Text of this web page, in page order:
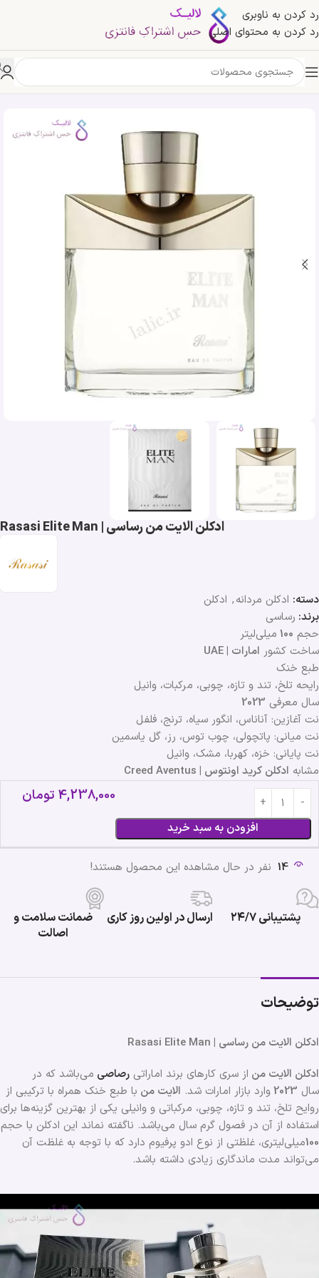
رد کردن به ناوبری
رد کردن به محتوای اصلی
خانه»فروشگاه
ادکلن الایت من رساسی | Rasasi Elite Man
دسته: ادکلن مردانه, ادکلن
برند: رساسی
حجم 100 میلی‌لیتر
ساخت کشور امارات | UAE
طبع خنک
رایحه تلخ، تند و تازه، چوبی، مرکبات، وانیل
سال معرفی 2023
نت آغازین: آناناس، انگور سیاه، ترنج، فلفل
نت میانی: پاتچولی، چوب توس، رز، گل یاسمین
نت پایانی: خزه، کهربا، مشک، وانیل
مشابه ادکلن کرید اونتوس | Creed Aventus
افزودن به سبد خرید
4,238,000 تومان
14 نفر در حال مشاهده این محصول هستند!
پشتیبانی ۲۴/۷ ارسال در اولین روز کاری
ضمانت سلامت و
اصالت
توضیحات
ادکلن الایت من رساسی | Rasasi Elite Man
ادکلن الایت من از سری کارهای برند اماراتی رصاصی می‌باشد که در
سال 2023 وارد بازار امارات شد. الایت من با طبع خنک همراه با ترکیبی از
روایح تلخ، تند و تازه، چوبی، مرکباتی و وانیلی یکی از بهترین گزینه‌ها برای
استفاده از آن در فصول گرم سال می‌باشد. ناگفته نماند این ادکلن با حجم
100میلی‌لیتری، غلظتی از نوع ادو پرفیوم دارد که با توجه به غلظت آن
می‌تواند مدت ماندگاری زیادی داشته باشد.